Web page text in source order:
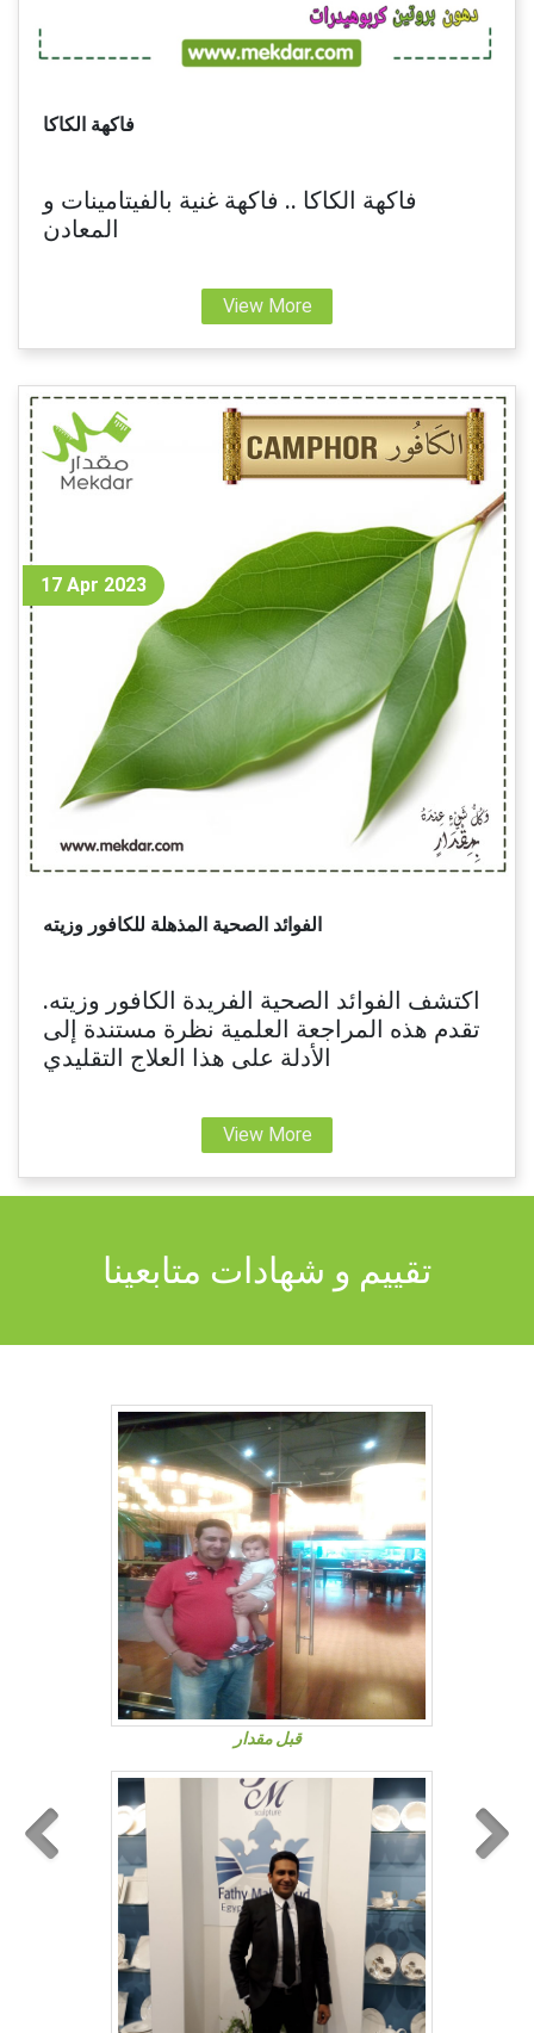
فاكهة الكاكا
فاكهة الكاكا .. فاكهة غنية بالفيتامينات و
المعادن
View More
الفوائد الصحية المذهلة للكافور وزيته
اكتشف الفوائد الصحية الفريدة الكافور وزيته.
تقدم هذه المراجعة العلمية نظرة مستندة إلى
الأدلة على هذا العلاج التقليدي
View More
17 Apr 2023
تقييم و شهادات متابعينا
قبل مقدار